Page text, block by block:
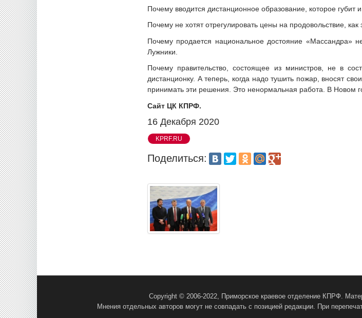
Почему вводится дистанционное образование, которое губит
Почему не хотят отрегулировать цены на продовольствие,
Почему продается национальное достояние «Массандра»
Лужники.
Почему правительство, состоящее из министров, не в
дистанционку. А теперь, когда надо тушить пожар, вносят
принимать эти решения. Это ненормальная работа. В Новом
Сайт ЦК КПРФ.
16 Декабря 2020
KPRF.RU
Поделиться:
Copyright © 2006-2022, Приморское краевое отделение КПРФ.
Мнения отдельных авторов могут не совпадать с позицией редакции. При